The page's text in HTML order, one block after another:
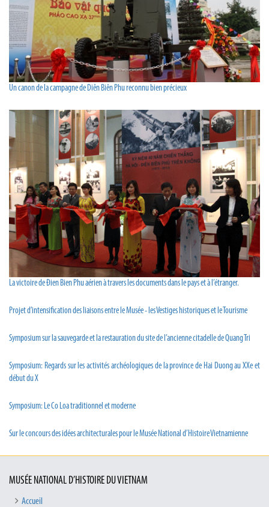
Un canon de la campagne de Diên Biên Phu reconnu bien précieux
La victoire de Đien Bien Phu aérien à travers les documents dans le pays et à l’étranger.
Projet d’intensification des liaisons entre le Musée - les Vestiges historiques et le Tourisme
Symposium sur la sauvegarde et la restauration du site de l’ancienne citadelle de Quang Tri
Symposium: Regards sur les activités archéologiques de la province de Hai Duong au XXe et
début du X
Symposium: Le Co Loa traditionnel et moderne
Sur le concours des idées architecturales pour le Musée National d’Histoire Vietnamienne
MUSÉE NATIONAL D’HISTOIRE DU VIETNAM
Accueil